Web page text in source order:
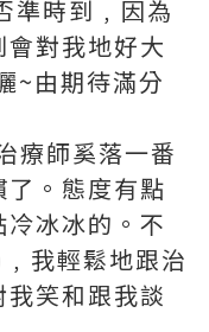
時到﹐因為
對我地好大
~由期待滿分
師奚落一番
。態度有點
冰冰的。不
我輕鬆地跟治
笑和跟我談